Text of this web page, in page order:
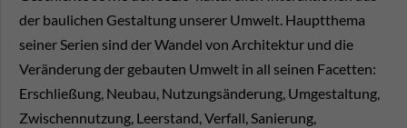
der baulichen Gestaltung unserer Umwelt. Hauptthema
seiner Serien sind der Wandel von Architektur und die
Veränderung der gebauten Umwelt in all seinen Facetten:
Erschließung, Neubau, Nutzungsänderung, Umgestaltung,
Zwischennutzung, Leerstand, Verfall, Sanierung,